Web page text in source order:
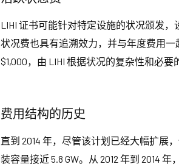
LIHI 证书可能针对特定设施的状况颁发
状况费也具有追溯效力，并与年度费用
$1,000，由 LIHI 根据状况的复杂性和必
费用结构的历史
直到 2014 年，尽管该计划已经大幅扩展
装容量接近 5.8 GW。从 2012 年到 2014